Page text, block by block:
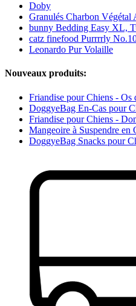
Doby
Granulés Charbon
bunny Bedding Easy XL,
catz finefood Purrrrly
Leonardo Pur Volaille
Nouveaux produits:
Friandise pour Chiens - Os
DoggyeBag En-Cas pour
Friandise pour Chiens -
Mangeoire à Suspendre en
DoggyeBag Snacks pour